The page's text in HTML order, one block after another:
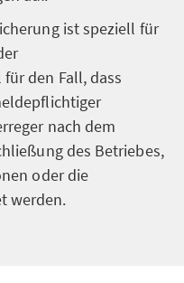
ist speziell für
den Fall, dass
nach dem
des Betriebes,
oder die
werden.